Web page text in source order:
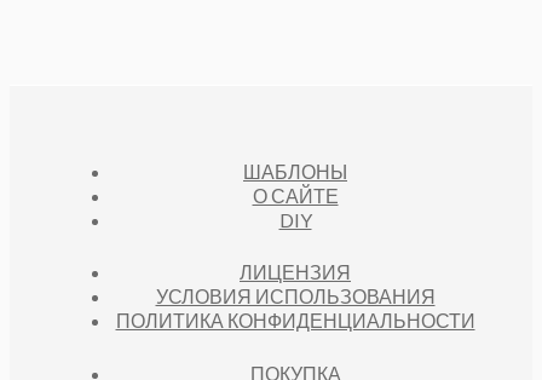
ШАБЛОНЫ
О САЙТЕ
DIY
ЛИЦЕНЗИЯ
УСЛОВИЯ ИСПОЛЬЗОВАНИЯ
ПОЛИТИКА КОНФИДЕНЦИАЛЬНОСТИ
ПОКУПКА